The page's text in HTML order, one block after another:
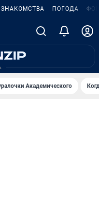
ЗНАКОМСТВА ПОГОДА
Академического